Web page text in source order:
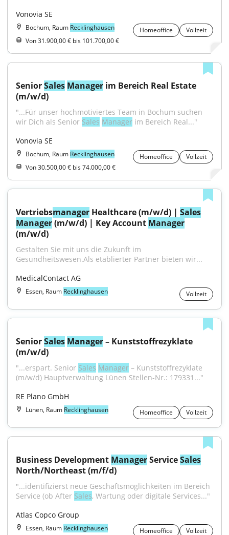
Vonovia SE
Bochum, Raum Recklinghausen Homeoffice
Vollzeit
Von 31.900,00 € bis 101.700,00 €
Senior Sales Manager im Bereich Real Estate
(m/w/d)
"...Für unser hochmotiviertes Team in Bochum suchen
wir Dich als Senior Sales Manager im Bereich Real..."
Vonovia SE
Bochum, Raum Recklinghausen Homeoffice
Vollzeit
Von 30.500,00 € bis 74.000,00 €
Vertriebsmanager Healthcare (m/w/d) | Sales
Manager (m/w/d) | Key Account Manager
(m/w/d)
Gestalten Sie mit uns die Zukunft im
Gesundheitswesen.Als etablierter Partner bieten wir...
MedicalContact AG
Essen, Raum Recklinghausen Vollzeit
Senior Sales Manager – Kunststoffrezyklate
(m/w/d)
"...erspart. Senior Sales Manager – Kunststoffrezyklate
(m/w/d) Hauptverwaltung Lünen Stellen-Nr.: 179331..."
RE Plano GmbH
Lünen, Raum Recklinghausen Homeoffice Vollzeit
Business Development Manager Service Sales
North/Northeast (m/f/d)
"...identifizierst neue Geschäftsmöglichkeiten im Bereich
Service (ob After Sales, Wartung oder digitale Services..."
Atlas Copco Group
Essen, Raum Recklinghausen Homeoffice Vollzeit